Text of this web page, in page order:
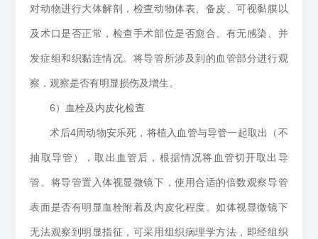
对动物进行大体解剖，检查动物体表、备皮、可视黏膜以
及术口是否正常，检查手术部位是否愈合、有无感染、并
发症组和织黏连情况。将导管所涉及到的血管部分进行观
察，观察是否有明显损伤及增生。
6）血栓及内皮化检查
术后4周动物安乐死，将植入血管与导管一起取出（不
抽取导管），取出血管后，根据情况将血管切开取出导
管。将导管置入体视显微镜下，使用合适的倍数观察导管
表面是否有明显血栓附着及内皮化程度。如体视显微镜下
无法观察到明显指征，可采用组织病理学方法，即经组织